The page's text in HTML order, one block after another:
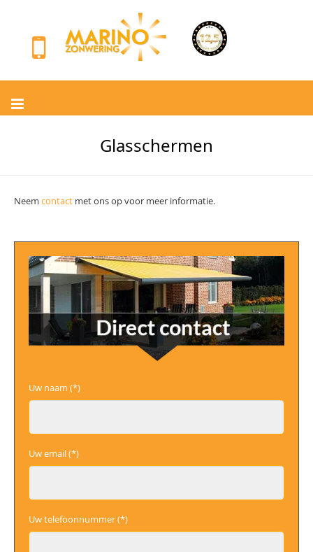
Glasschermen
Neem contact met ons op voor meer informatie.
Uw naam (*)
Uw email (*)
Uw telefoonnummer (*)